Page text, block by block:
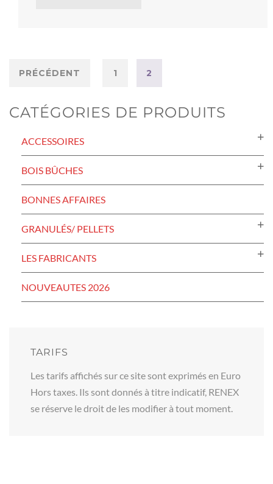
PRÉCÉDENT 1 2
CATÉGORIES DE PRODUITS
ACCESSOIRES
BOIS BÛCHES
BONNES AFFAIRES
GRANULÉS/ PELLETS
LES FABRICANTS
NOUVEAUTES 2026
TARIFS
Les tarifs affichés sur ce site sont exprimés en Euro
Hors taxes. Ils sont donnés à titre indicatif, RENEX
se réserve le droit de les modifier à tout moment.